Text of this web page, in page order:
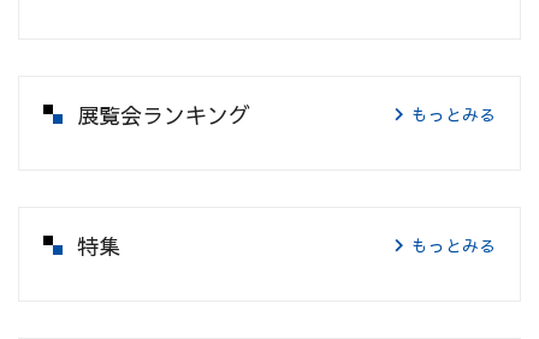
展覧会ランキング もっとみる
特集 もっとみる